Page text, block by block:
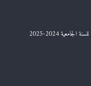
2024-2025